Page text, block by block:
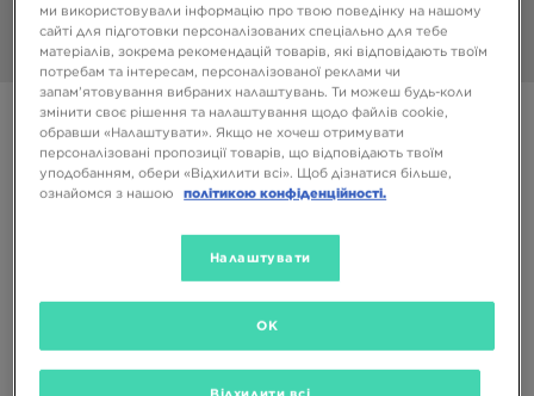
ASICS GEL-NYC 2.0
5399 ГРН
ми використовували інформацію про твою поведінку на нашому
сайті для підготовки персоналізованих спеціально для тебе
матеріалів, зокрема рекомендацій товарів, які відповідають твоїм
потребам та інтересам, персоналізованої реклами чи
запам’ятовування вибраних налаштувань. Ти можеш будь-коли
змінити своє рішення та налаштування щодо файлів cookie,
обравши «Налаштувати». Якщо не хочеш отримувати
персоналізовані пропозиції товарів, що відповідають твоїм
уподобанням, обери «Відхилити всі». Щоб дізнатися більше,
ознайомся з нашою
політикою конфіденційності.
Налаштувати
OK